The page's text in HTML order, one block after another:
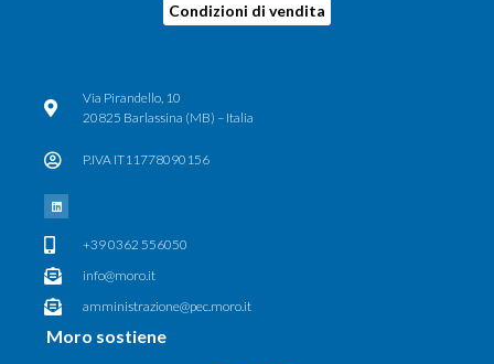
Condizioni di vendita
Via Pirandello, 10
20825 Barlassina (MB) – Italia
P.IVA IT11778090156
+39 0362 556050
info@moro.it
amministrazione@pec.moro.it
Moro sostiene